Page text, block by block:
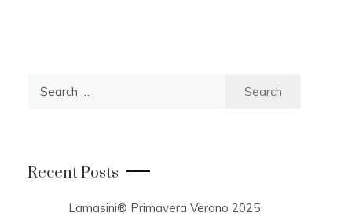
Recent Posts
Lamasini® Primavera Verano 2025